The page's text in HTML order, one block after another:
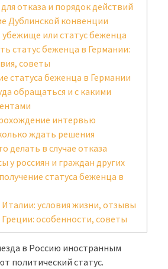
отказа и порядок действий
Дублинской конвенции
или статус беженца
статус беженца в Германии:
советы
статуса беженца в Германии
обращаться и с какими
интервью
ждать решения
делать в случае отказа
у россиян и граждан других
статуса беженца в
условия жизни, отзывы
особенности, советы
в Россию иностранным
политический статус.